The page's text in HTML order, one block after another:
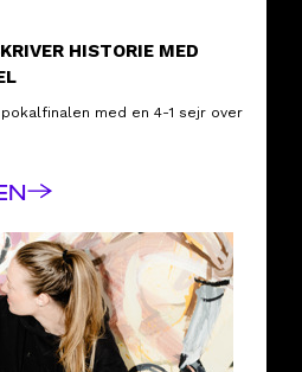
HISTORIE MED
pokalfinalen med en 4-1 sejr over
→